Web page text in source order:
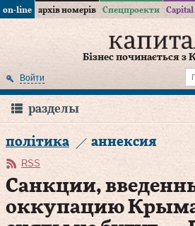
on-line архів номерів Спецпроекти Capital
Бізнес починається з
Войти
разделы
політика аннексия
RSS
Санкции,
оккупацию